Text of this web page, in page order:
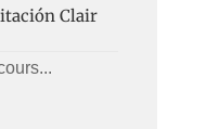
Clair